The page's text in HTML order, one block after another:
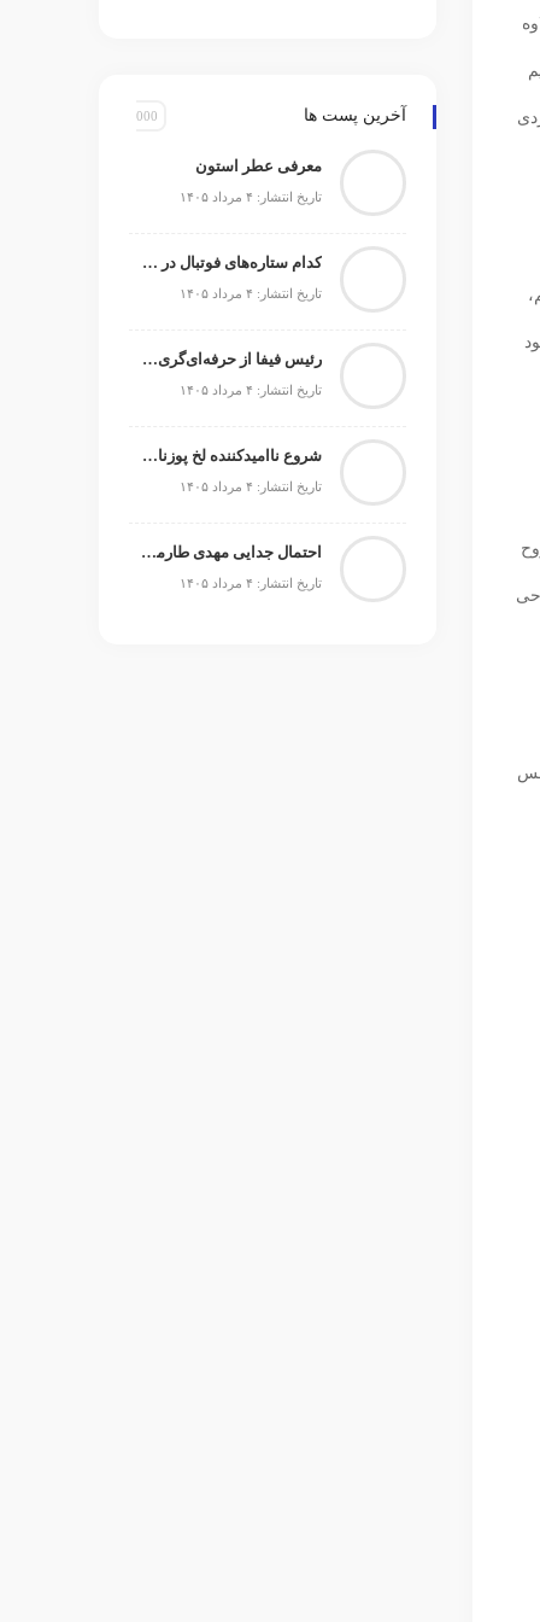
آخرین پست ها
معرفی عطر استون
تاریخ انتشار: ۴ مرداد ۱۴۰۵
کدام ستاره‌های فوتبال در حال حاضر بدون تیم می‌باشند
تاریخ انتشار: ۴ مرداد ۱۴۰۵
رئیس فیفا از حرفه‌ای‌گری آرژانتین در اوج جنجال‌ها تمجید کرد
تاریخ انتشار: ۴ مرداد ۱۴۰۵
شروع ناامیدکننده لخ پوزنان و صیادمنشو در اکستراکلاسا
تاریخ انتشار: ۴ مرداد ۱۴۰۵
احتمال جدایی مهدی طارمی از المپیاکوس مطرح است
تاریخ انتشار: ۴ مرداد ۱۴۰۵